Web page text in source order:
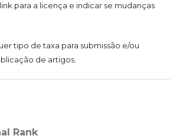
para a licença e indicar se mudanças
tipo de taxa para submissão e/ou
de artigos.
Rank